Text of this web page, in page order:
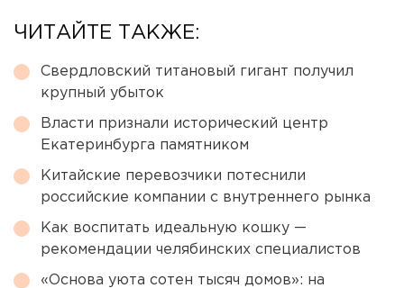
ЧИТАЙТЕ ТАКЖЕ:
Свердловский титановый гигант получил
крупный убыток
Власти признали исторический центр
Екатеринбурга памятником
Китайские перевозчики потеснили
российские компании с внутреннего рынка
Как воспитать идеальную кошку —
рекомендации челябинских специалистов
«Основа уюта сотен тысяч домов»: на